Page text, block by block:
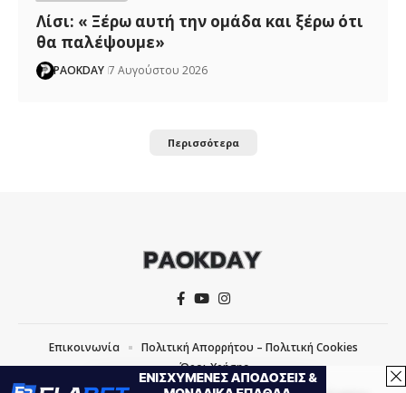
Λίσι: « Ξέρω αυτή την ομάδα και ξέρω ότι
θα παλέψουμε»
PAOKDAY 7 Αυγούστου 2026
Περισσότερα
Επικοινωνία
Πολιτική Απορρήτου – Πολιτική Cookies
Όροι Χρήσης